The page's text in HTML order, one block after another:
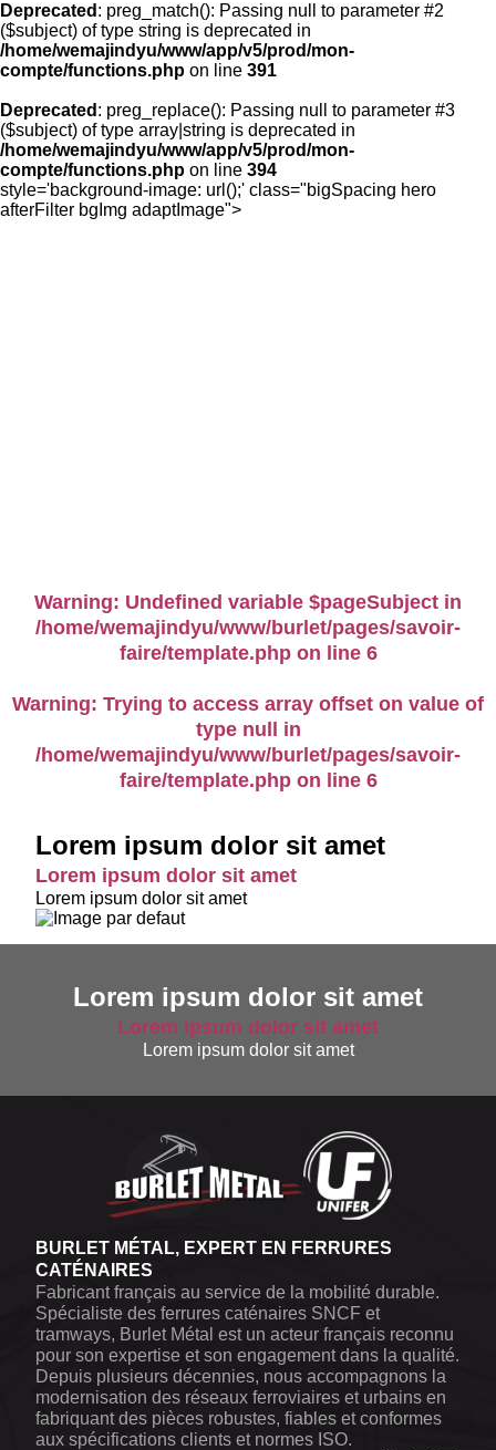
Deprecated : preg_match(): Passing null to parameter #2
($subject) of type string is deprecated in
/home/wemajindyu/www/app/v5/prod/mon-
compte/functions.php on line 391
Deprecated : preg_replace(): Passing null to parameter #3
($subject) of type array|string is deprecated in
/home/wemajindyu/www/app/v5/prod/mon-
compte/functions.php on line 394
style='background-image: url();' class="bigSpacing hero
afterFilter bgImg adaptImage">
Warning: Undefined variable $pageSubject in
/home/wemajindyu/www/burlet/pages/savoir-
faire/template.phpon line 6
Warning: Trying to access array offset on value of
type null in
/home/wemajindyu/www/burlet/pages/savoir-
faire/template.phpon line 6
Lorem ipsum dolor sit amet
Lorem ipsum dolor sit amet
Lorem ipsum dolor sit amet
Lorem ipsum dolor sit amet
Lorem ipsum dolor sit amet
Lorem ipsum dolor sit amet
BURLET MÉTAL, EXPERT EN FERRURES
CATÉNAIRES
Fabricant français au service de la mobilité durable.
Spécialiste des ferrures caténaires SNCF et
tramways, Burlet Métal est un acteur français reconnu
pour son expertise et son engagement dans la qualité.
Depuis plusieurs décennies, nous accompagnons la
modernisation des réseaux ferroviaires et urbains en
fabriquant des pièces robustes, fiables et conformes
aux spécifications clients et normes ISO.